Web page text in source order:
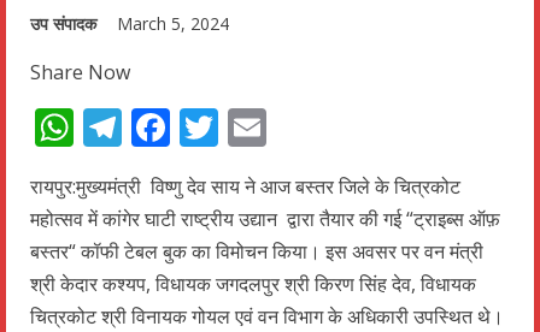
उप संपादक March 5, 2024
Share Now
WhatsApp
Telegram
Facebook
Twitter
रायपुर:मुख्यमंत्री विष्णु देव साय ने आज बस्तर जिले के चित्रकोट
महोत्सव में कांगेर घाटी राष्ट्रीय उद्यान द्वारा तैयार की गई “ट्राइब्स ऑफ़
बस्तर“ कॉफी टेबल बुक का विमोचन किया। इस अवसर पर वन मंत्री
श्री केदार कश्यप, विधायक जगदलपुर श्री किरण सिंह देव, विधायक
चित्रकोट श्री विनायक गोयल एवं वन विभाग के अधिकारी उपस्थित थे।